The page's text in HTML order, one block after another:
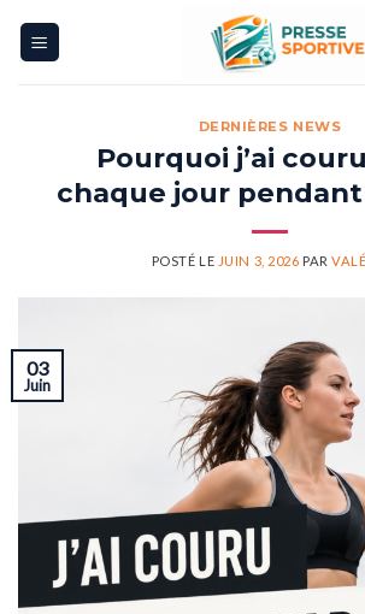
DERNIÈRES NEWS
Pourquoi j’ai
chaque jour
POSTÉ LE JUIN 3, 2026 PAR
03
Juin